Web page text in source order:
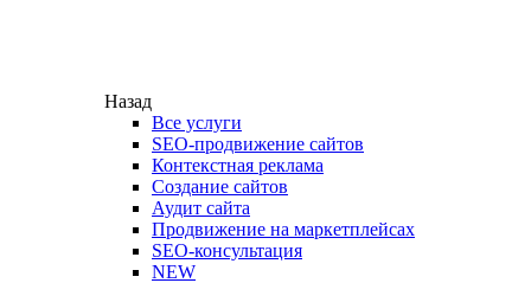
Назад
Все услуги
SEO-продвижение сайтов
Контекстная реклама
Создание сайтов
Аудит сайта
Продвижение на маркетплейсах
SEO-консультация
NEW